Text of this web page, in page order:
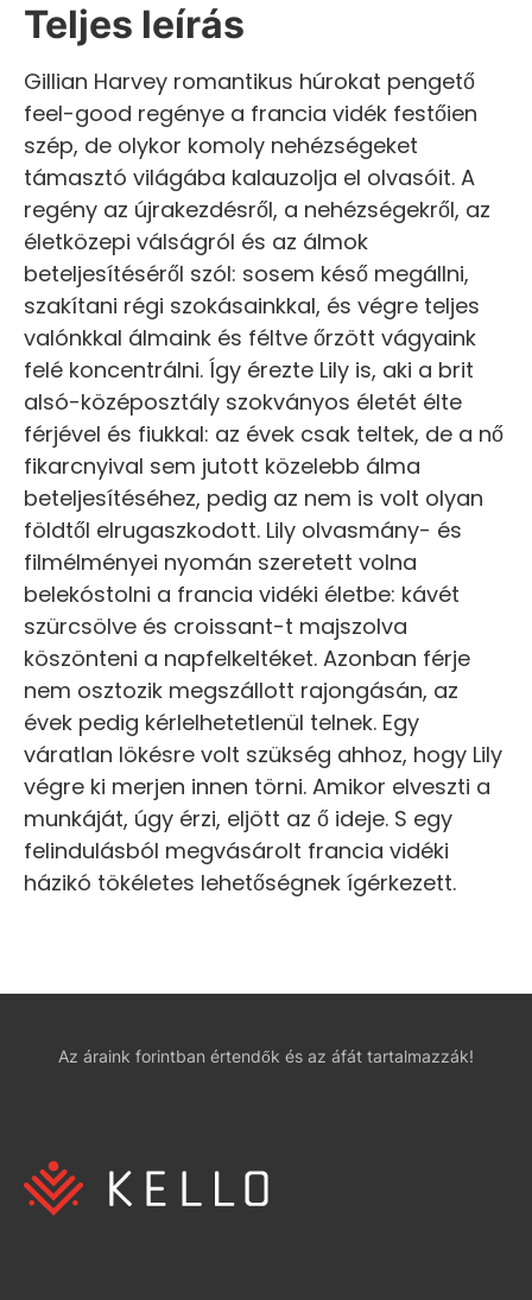
Teljes leírás
Gillian Harvey romantikus húrokat pengető
feel-good regénye a francia vidék festőien
szép, de olykor komoly nehézségeket
támasztó világába kalauzolja el olvasóit. A
regény az újrakezdésről, a nehézségekről, az
életközepi válságról és az álmok
beteljesítéséről szól: sosem késő megállni,
szakítani régi szokásainkkal, és végre teljes
valónkkal álmaink és féltve őrzött vágyaink
felé koncentrálni. Így érezte Lily is, aki a brit
alsó-középosztály szokványos életét élte
férjével és fiukkal: az évek csak teltek, de a nő
fikarcnyival sem jutott közelebb álma
beteljesítéséhez, pedig az nem is volt olyan
földtől elrugaszkodott. Lily olvasmány- és
filmélményei nyomán szeretett volna
belekóstolni a francia vidéki életbe: kávét
szürcsölve és croissant-t majszolva
köszönteni a napfelkeltéket. Azonban férje
nem osztozik megszállott rajongásán, az
évek pedig kérlelhetetlenül telnek. Egy
váratlan lökésre volt szükség ahhoz, hogy Lily
végre ki merjen innen törni. Amikor elveszti a
munkáját, úgy érzi, eljött az ő ideje. S egy
felindulásból megvásárolt francia vidéki
házikó tökéletes lehetőségnek ígérkezett.
Az áraink forintban értendők és az áfát tartalmazzák!